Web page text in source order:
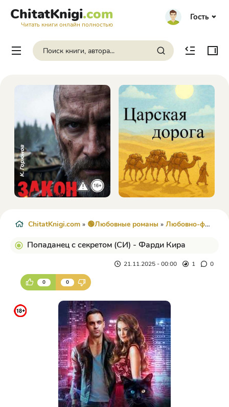
ChitatKnigi.com
Читать книги онлайн полностью
Гость
ChitatKnigi.com » 🟢Любовные романы » Любовно-фантастические романы
Попаданец с секретом (СИ) - Фарди Кира
21.11.2025 - 00:00 1 0
0 0